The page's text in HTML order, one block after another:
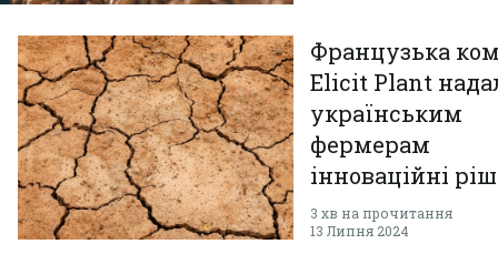
Французька
Elicit Plant
українським
фермерам
інноваційні
для боротьби з
посухами
3 хв на прочитання
13 Липня 2024